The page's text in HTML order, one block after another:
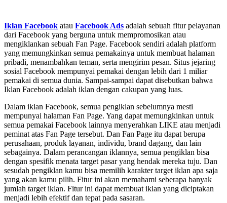
Iklan Facebook atau Facebook Ads adalah sebuah fitur pelayanan
dari Facebook yang berguna untuk mempromosikan atau
mengiklankan sebuah Fan Page. Facebook sendiri adalah platform
yang memungkinkan semua pemakainya untuk membuat halaman
pribadi, menambahkan teman, serta mengirim pesan. Situs jejaring
sosial Facebook mempunyai pemakai dengan lebih dari 1 miliar
pemakai di semua dunia. Sampai-sampai dapat disebutkan bahwa
Iklan Facebook adalah iklan dengan cakupan yang luas.
Dalam iklan Facebook, semua pengiklan sebelumnya mesti
mempunyai halaman Fan Page. Yang dapat memungkinkan untuk
semua pemakai Facebook lainnya menyerahkan LIKE atau menjadi
peminat atas Fan Page tersebut. Dan Fan Page itu dapat berupa
perusahaan, produk layanan, individu, brand dagang, dan lain
sebagainya. Dalam perancangan iklannya, semua pengiklan bisa
dengan spesifik menata target pasar yang hendak mereka tuju. Dan
sesudah pengiklan kamu bisa memilih karakter target iklan apa saja
yang akan kamu pilih. Fitur ini akan memahami seberapa banyak
jumlah target iklan. Fitur ini dapat membuat iklan yang diciptakan
menjadi lebih efektif dan tepat pada sasaran.